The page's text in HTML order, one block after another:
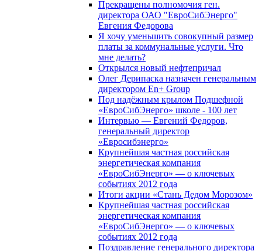
Прекращены полномочия ген.
директора ОАО "ЕвроСибЭнерго"
Евгения Федорова
Я хочу уменьшить совокупный размер
платы за коммунальные услуги. Что
мне делать?
Открылся новый нефтепричал
Олег Дерипаска назначен генеральным
директором En+ Group
Под надёжным крылом Подшефной
«ЕвроСибЭнерго» школе - 100 лет
Интервью — Евгений Федоров,
генеральный директор
«Евросибэнерго»
Крупнейшая частная российская
энергетическая компания
«ЕвроСибЭнерго» — о ключевых
событиях 2012 года
Итоги акции «Стань Дедом Морозом»
Крупнейшая частная российская
энергетическая компания
«ЕвроСибЭнерго» — о ключевых
событиях 2012 года
Поздравление генерального директора